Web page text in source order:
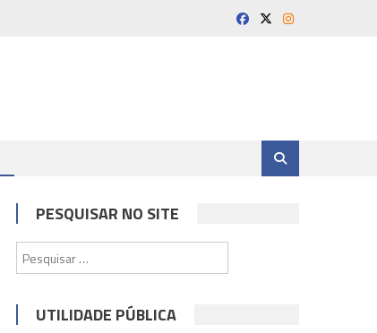
PESQUISAR NO SITE
por:
UTILIDADE PÚBLICA